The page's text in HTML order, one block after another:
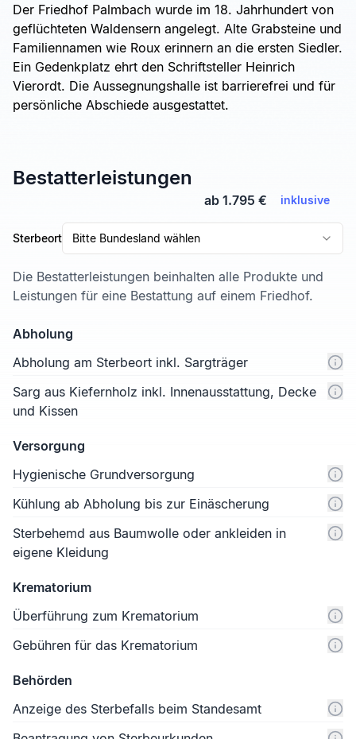
Der Friedhof Palmbach wurde im 18. Jahrhundert von
geflüchteten Waldensern angelegt. Alte Grabsteine und
Familiennamen wie Roux erinnern an die ersten Siedler.
Ein Gedenkplatz ehrt den Schriftsteller Heinrich
Vierordt. Die Aussegnungshalle ist barrierefrei und für
persönliche Abschiede ausgestattet.
Bestatterleistungen
ab 1.795 € inklusive
Sterbeort Bitte Bundesland wählen
Die Bestatterleistungen beinhalten alle Produkte und
Leistungen für eine Bestattung auf einem Friedhof.
Abholung
Abholung am Sterbeort inkl. Sargträger
Sarg aus Kiefernholz inkl. Innenausstattung, Decke
und Kissen
Versorgung
Hygienische Grundversorgung
Kühlung ab Abholung bis zur Einäscherung
Sterbehemd aus Baumwolle oder ankleiden in
eigene Kleidung
Krematorium
Überführung zum Krematorium
Gebühren für das Krematorium
Behörden
Anzeige des Sterbefalls beim Standesamt